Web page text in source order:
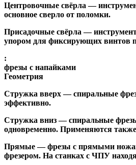
Центровочные свёрла —
основное сверло от поломки.
Присадочные свёрла —
упором для фиксирующих винтов
:
фрезы с напайками
Геометрия
Стружка вверх— спиральные
эффективно.
Стружка вниз— спиральные
одновременно. Применяются также
Прямые— фрезы с прямыми
фрезером. На станках с ЧПУ